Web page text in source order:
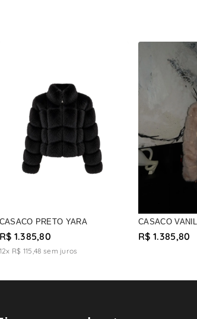
CASACO PRETO YARA
R$ 1.385,80
12x R$ 115,48 sem juros
CASACO
R$ 1.385,80